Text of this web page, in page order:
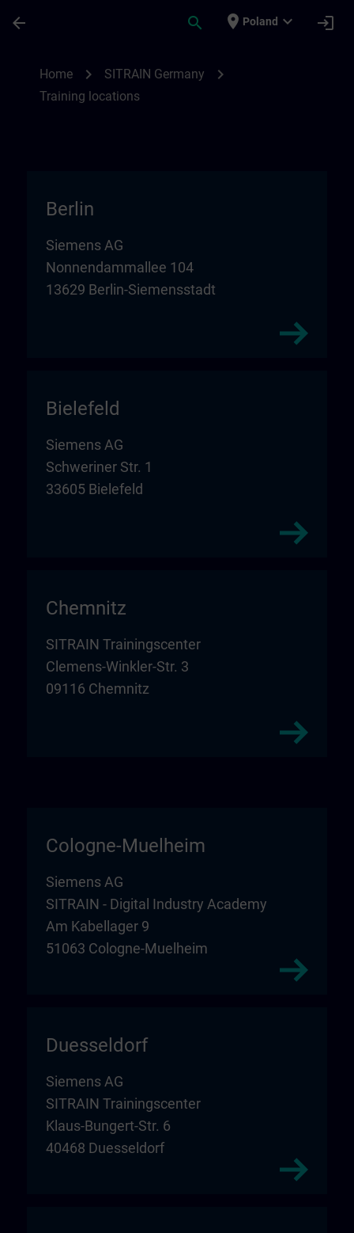
arrow_back search place Poland expand_more login
Home chevron_right SITRAIN Germany chevron_right
Training locations
Berlin
Siemens AG
Nonnendammallee 104
13629 Berlin-Siemensstadt
Bielefeld
Siemens AG
Schweriner Str. 1
33605 Bielefeld
Chemnitz
SITRAIN Trainingscenter
Clemens-Winkler-Str. 3
09116 Chemnitz
Cologne-Muelheim
Siemens AG
SITRAIN - Digital Industry Academy
Am Kabellager 9
51063 Cologne-Muelheim
Duesseldorf
Siemens AG
SITRAIN Trainingscenter
Klaus-Bungert-Str. 6
40468 Duesseldorf